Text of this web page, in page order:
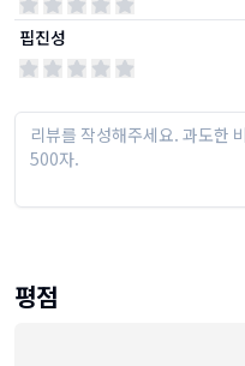
핍진성
평점